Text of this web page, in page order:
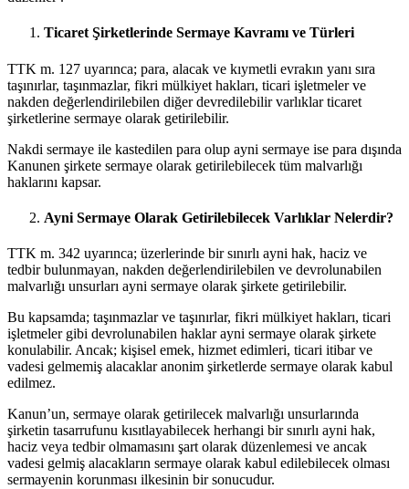
Ticaret Şirketlerinde Sermaye Kavramı ve Türleri
TTK m. 127 uyarınca; para, alacak ve kıymetli evrakın yanı sıra
taşınırlar, taşınmazlar, fikri mülkiyet hakları, ticari işletmeler ve
nakden değerlendirilebilen diğer devredilebilir varlıklar ticaret
şirketlerine sermaye olarak getirilebilir.
Nakdi sermaye ile kastedilen para olup ayni sermaye ise para dışında
Kanunen şirkete sermaye olarak getirilebilecek tüm malvarlığı
haklarını kapsar.
Ayni Sermaye Olarak Getirilebilecek Varlıklar Nelerdir?
TTK m. 342 uyarınca; üzerlerinde bir sınırlı ayni hak, haciz ve
tedbir bulunmayan, nakden değerlendirilebilen ve devrolunabilen
malvarlığı unsurları ayni sermaye olarak şirkete getirilebilir.
Bu kapsamda; taşınmazlar ve taşınırlar, fikri mülkiyet hakları, ticari
işletmeler gibi devrolunabilen haklar ayni sermaye olarak şirkete
konulabilir. Ancak; kişisel emek, hizmet edimleri, ticari itibar ve
vadesi gelmemiş alacaklar anonim şirketlerde sermaye olarak kabul
edilmez.
Kanun’un, sermaye olarak getirilecek malvarlığı unsurlarında
şirketin tasarrufunu kısıtlayabilecek herhangi bir sınırlı ayni hak,
haciz veya tedbir olmamasını şart olarak düzenlemesi ve ancak
vadesi gelmiş alacakların sermaye olarak kabul edilebilecek olması
sermayenin korunması ilkesinin bir sonucudur.